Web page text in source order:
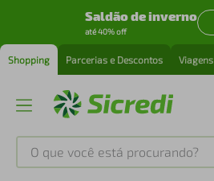
Saldão de inverno
até 40% off
Shopping Parcerias e Descontos Viagens
O que você está procurando?